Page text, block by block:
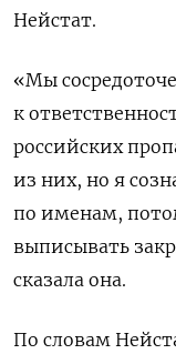
Нейстат.
«Мы
к
российских
из них, но я
по именам,
выписывать
сказала она.
По словам